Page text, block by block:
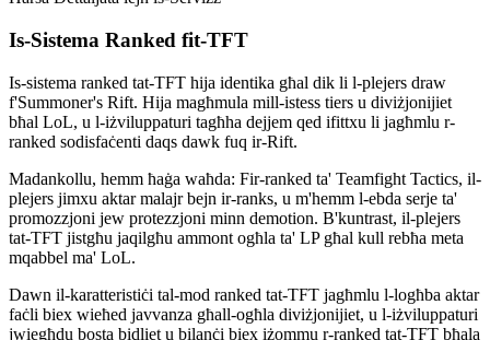
Is-Sistema Ranked fit-TFT
Is-sistema ranked tat-TFT hija identika għal dik li l-plejers draw
f'Summoner's Rift. Hija magħmula mill-istess tiers u diviżjonijiet
bħal LoL, u l-iżviluppaturi tagħha dejjem qed ifittxu li jagħmlu r-
ranked sodisfaċenti daqs dawk fuq ir-Rift.
Madankollu, hemm ħaġa waħda: Fir-ranked ta' Teamfight Tactics, il-
plejers jimxu aktar malajr bejn ir-ranks, u m'hemm l-ebda serje ta'
promozzjoni jew protezzjoni minn demotion. B'kuntrast, il-plejers
tat-TFT jistgħu jaqilgħu ammont ogħla ta' LP għal kull rebħa meta
mqabbel ma' LoL.
Dawn il-karatteristiċi tal-mod ranked tat-TFT jagħmlu l-logħba aktar
faċli biex wieħed javvanza għall-ogħla diviżjonijiet, u l-iżviluppaturi
jwiegħdu bosta bidliet u bilanċi biex iżommu r-ranked tat-TFT bħala